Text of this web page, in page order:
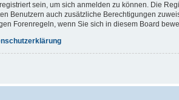
sein, um sich anmelden zu können. Die
Benutzern auch zusätzliche Berechtigungen
Forenregeln, wenn Sie sich in diesem Board